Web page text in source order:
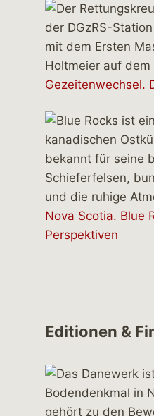
Gezeitenwechsel.
Nova Scotia. Blue
Perspektiven
Editionen &